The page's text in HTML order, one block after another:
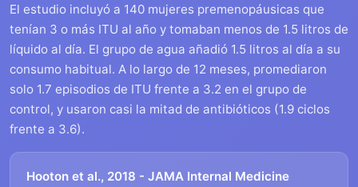
El estudio incluyó a 140 mujeres premenopáusicas que
tenían 3 o más ITU al año y tomaban menos de 1.5 litros de
líquido al día. El grupo de agua añadió 1.5 litros al día a su
consumo habitual. A lo largo de 12 meses, promediaron
solo 1.7 episodios de ITU frente a 3.2 en el grupo de
control, y usaron casi la mitad de antibióticos (1.9 ciclos
frente a 3.6).
Hooton et al., 2018 - JAMA Internal Medicine